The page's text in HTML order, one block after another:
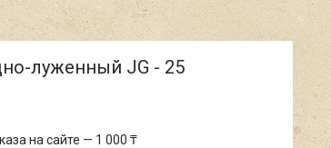
луженный JG - 25
на сайте — 1 000 ₸